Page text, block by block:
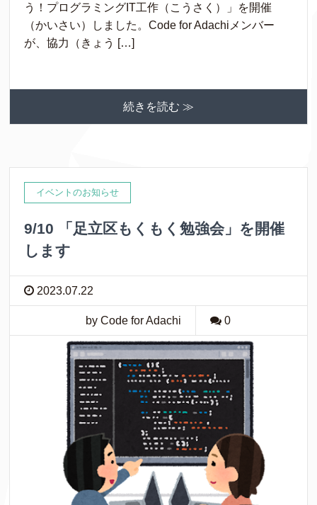
う！プログラミングIT工作（こうさく）」を開催
（かいさい）しました。Code for Adachiメンバー
が、協力（きょう […]
続きを読む ≫
イベントのお知らせ
9/10 「足立区もくもく勉強会」を開催
します
2023.07.22
by Code for Adachi 0